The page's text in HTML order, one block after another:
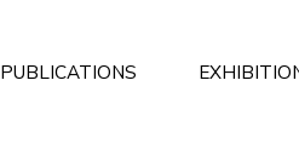
PUBLICATIONS